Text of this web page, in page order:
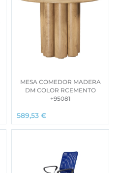
MESA COMEDOR MADERA
DM COLOR RCEMENTO
+95081
589,53 €